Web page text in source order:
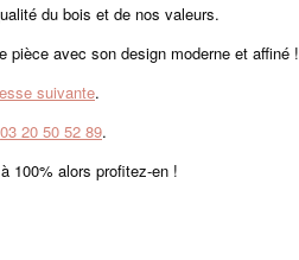
du bois et de nos valeurs.
pièce avec son design moderne et affiné !
suivante.
03 20 50 52 89.
100% alors profitez-en !